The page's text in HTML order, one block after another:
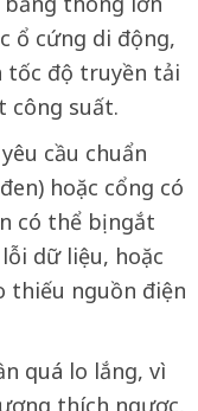
ổ cứng di động,
tốc độ truyền tải
công suất.
yêu cầu chuẩn
hoặc cổng có
có thể bị ngắt
dữ liệu, hoặc
thiếu nguồn điện
quá lo lắng, vì
thích ngược,